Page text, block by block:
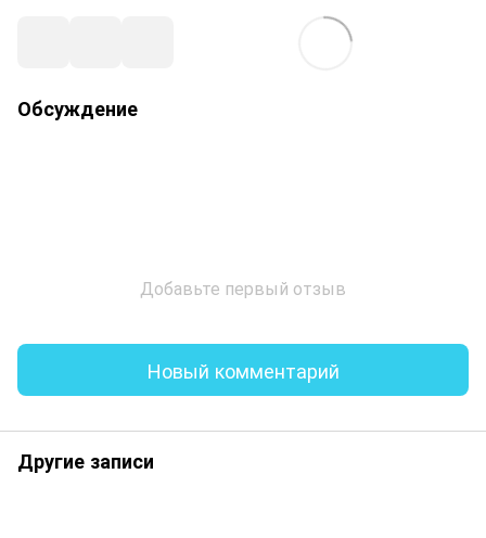
Обсуждение
Добавьте первый отзыв
Новый комментарий
Другие записи